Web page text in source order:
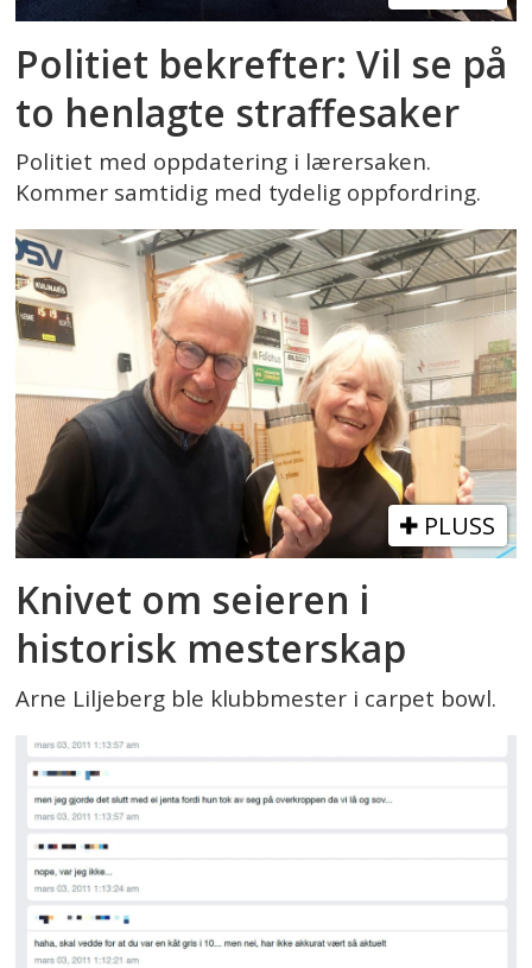
Politiet bekrefter: Vil se på
to henlagte straffesaker
Politiet med oppdatering i lærersaken.
Kommer samtidig med tydelig oppfordring.
PLUSS
Knivet om seieren i
historisk mesterskap
Arne Liljeberg ble klubbmester i carpet bowl.